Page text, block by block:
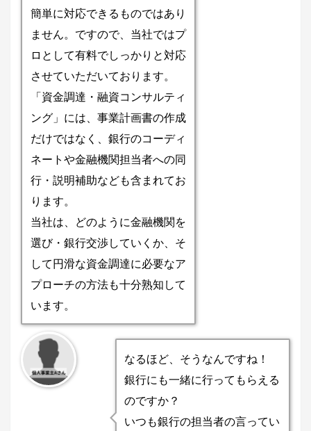
簡単に対応できるものではあり
ません。ですので、当社ではプ
ロとして有料でしっかりと対応
させていただいております。
「資金調達・融資コンサルティ
ング」には、事業計画書の作成
だけではなく、銀行のコーディ
ネートや金融機関担当者への同
行・説明補助なども含まれてお
ります。
当社は、どのように金融機関を
選び・銀行交渉していくか、そ
して円滑な資金調達に必要なア
プローチの方法も十分熟知して
います。
なるほど、そうなんですね！
銀行にも一緒に行ってもらえる
のですか？
いつも銀行の担当者の言ってい